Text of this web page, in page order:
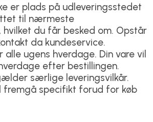
er plads på udleveringsstedet
til nærmeste
hvilket du får besked om. Opstår
da kundeservice.
alle ugens hverdage. Din vare vil
efter bestillingen.
særlige leveringsvilkår.
fremgå specifikt forud for køb